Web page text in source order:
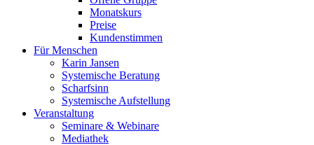
Monatskurs
Preise
Kundenstimmen
Für Menschen
Karin Jansen
Systemische Beratung
Scharfsinn
Systemische Aufstellung
Veranstaltung
Seminare & Webinare
Mediathek